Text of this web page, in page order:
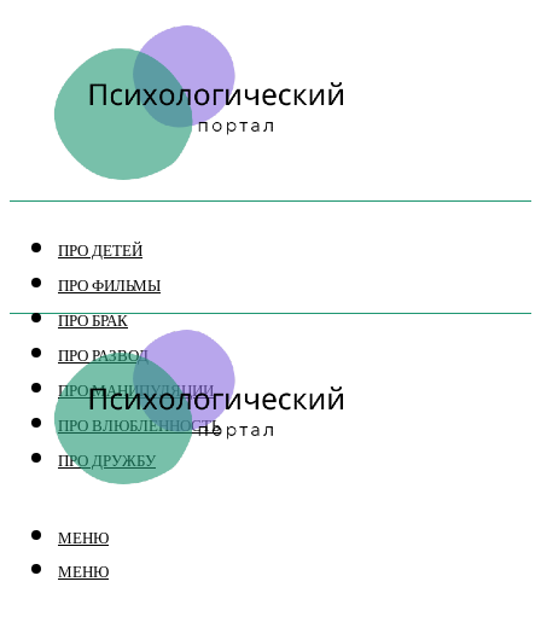
ПРО ДЕТЕЙ
ПРО ФИЛЬМЫ
ПРО БРАК
ПРО РАЗВОД
ПРО МАНИПУЛЯЦИИ
ПРО ВЛЮБЛЕННОСТЬ
ПРО ДРУЖБУ
МЕНЮ
МЕНЮ